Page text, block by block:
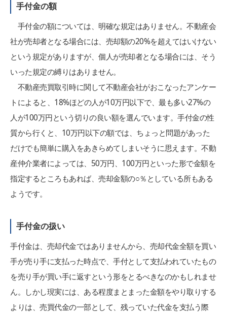
手付金の額
手付金の額については、明確な規定はありません。不動産会
社が売却者となる場合には、売却額の20%を超えてはいけない
という規定がありますが、個人が売却者となる場合には、そう
いった規定の縛りはありません。
不動産売買取引時に関して不動産会社がおこなったアンケー
トによると、18%ほどの人が10万円以下で、最も多い27%の
人が100万円という切りの良い額を選んでいます。手付金の性
質から行くと、10万円以下の額では、ちょっと問題があった
だけでも簡単に購入をあきらめてしまいそうに思えます。不動
産仲介業者によっては、50万円、100万円といった形で金額を
指定するところもあれば、売却金額の○％としている所もある
ようです。
手付金の扱い
手付金は、売却代金ではありませんから、売却代金全額を買い
手が売り手に支払った時点で、手付として支払われていたもの
を売り手が買い手に返すという形をとるべきなのかもしれませ
ん。しかし現実には、ある程度まとまった金額をやり取りする
よりは、売買代金の一部として、残っていた代金を支払う際